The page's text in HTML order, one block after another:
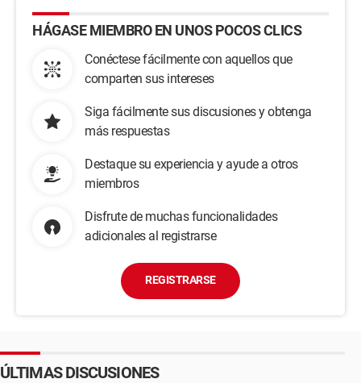
HÁGASE MIEMBRO EN UNOS POCOS CLICS
Conéctese fácilmente con aquellos que
comparten sus intereses
Siga fácilmente sus discusiones y obtenga
más respuestas
Destaque su experiencia y ayude a otros
miembros
Disfrute de muchas funcionalidades
adicionales al registrarse
REGISTRARSE
ÚLTIMAS DISCUSIONES